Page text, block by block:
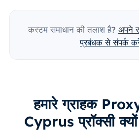
कस्टम समाधान की तलाश है? अपने
प्रबंधक से संपर्क
हमारे ग्राहक
Cyprus प्रॉक्सी